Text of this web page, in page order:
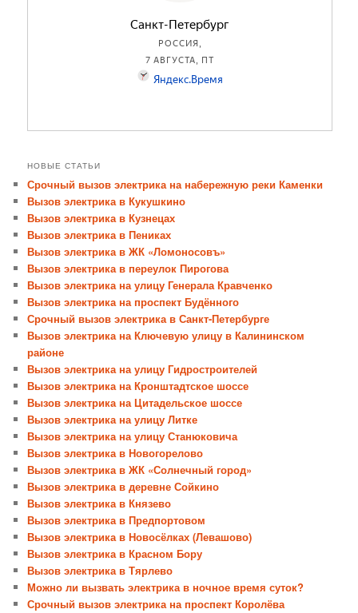
НОВЫЕ СТАТЬИ
Срочный вызов электрика на набережную реки Каменки
Вызов электрика в Кукушкино
Вызов электрика в Кузнецах
Вызов электрика в Пениках
Вызов электрика в ЖК «Ломоносовъ»
Вызов электрика в переулок Пирогова
Вызов электрика на улицу Генерала Кравченко
Вызов электрика на проспект Будённого
Срочный вызов электрика в Санкт-Петербурге
Вызов электрика на Ключевую улицу в Калининском
районе
Вызов электрика на улицу Гидростроителей
Вызов электрика на Кронштадтское шоссе
Вызов электрика на Цитадельское шоссе
Вызов электрика на улицу Литке
Вызов электрика на улицу Станюковича
Вызов электрика в Новогорелово
Вызов электрика в ЖК «Солнечный город»
Вызов электрика в деревне Сойкино
Вызов электрика в Князево
Вызов электрика в Предпортовом
Вызов электрика в Новосёлках (Левашово)
Вызов электрика в Красном Бору
Вызов электрика в Тярлево
Можно ли вызвать электрика в ночное время суток?
Срочный вызов электрика на проспект Королёва